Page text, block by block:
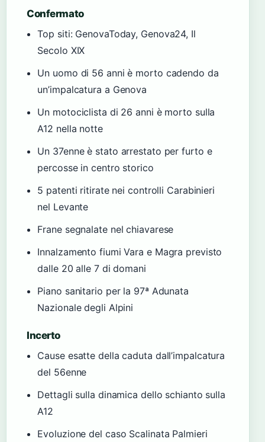
Confermato
Top siti: GenovaToday, Genova24, Il
Secolo XIX
Un uomo di 56 anni è morto cadendo da
un’impalcatura a Genova
Un motociclista di 26 anni è morto sulla
A12 nella notte
Un 37enne è stato arrestato per furto e
percosse in centro storico
5 patenti ritirate nei controlli Carabinieri
nel Levante
Frane segnalate nel chiavarese
Innalzamento fiumi Vara e Magra previsto
dalle 20 alle 7 di domani
Piano sanitario per la 97ª Adunata
Nazionale degli Alpini
Incerto
Cause esatte della caduta dall’impalcatura
del 56enne
Dettagli sulla dinamica dello schianto sulla
A12
Evoluzione del caso Scalinata Palmieri